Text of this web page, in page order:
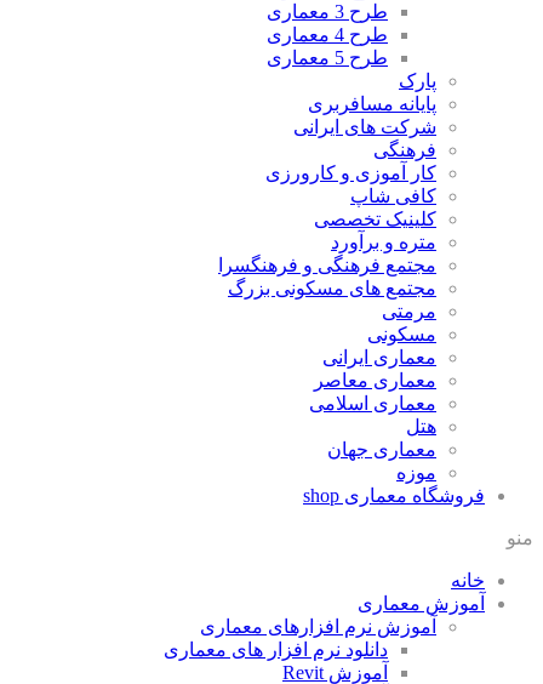
طرح 3 معماری
طرح 4 معماری
طرح 5 معماری
پارک
پایانه مسافربری
شرکت های ایرانی
فرهنگی
کار آموزی و کارورزی
کافی شاپ
کلینیک تخصصی
متره و برآورد
مجتمع فرهنگی و فرهنگسرا
مجتمع های مسکونی بزرگ
مرمتی
مسکونی
معماری ایرانی
معماری معاصر
معماری اسلامی
هتل
معماری جهان
موزه
فروشگاه معماری shop
منو
خانه
آموزش معماری
آموزش نرم افزارهای معماری
دانلود نرم افزار های معماری
آموزش Revit